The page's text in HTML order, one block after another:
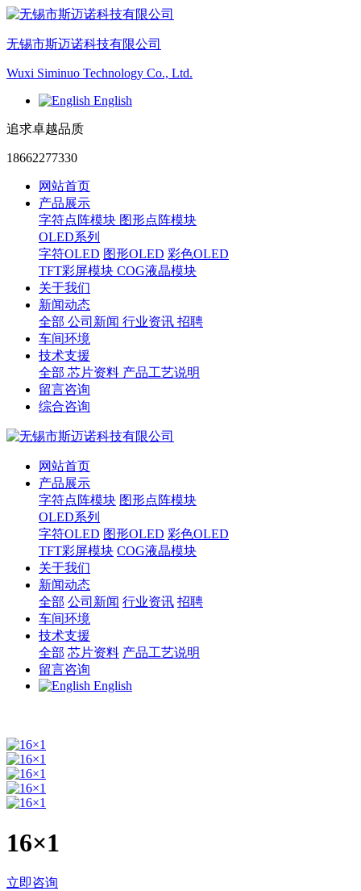
无锡市斯迈诺科技有限公司
Wuxi Siminuo Technology Co., Ltd.
English
追求卓越品质
18662277330
网站首页
产品展示
字符点阵模块 图形点阵模块
OLED系列
字符OLED 图形OLED 彩色OLED
TFT彩屏模块 COG液晶模块
关于我们
新闻动态
全部 公司新闻 行业资讯 招聘
车间环境
技术支援
全部 芯片资料 产品工艺说明
留言咨询
综合咨询
网站首页
产品展示
字符点阵模块 图形点阵模块
OLED系列
字符OLED 图形OLED 彩色OLED
TFT彩屏模块 COG液晶模块
关于我们
新闻动态
全部 公司新闻 行业资讯 招聘
车间环境
技术支援
全部 芯片资料 产品工艺说明
留言咨询
English
16×1
立即咨询